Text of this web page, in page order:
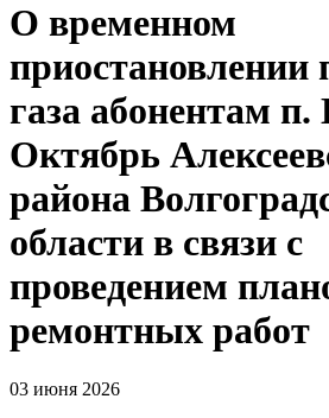
О временном
приостановлении
газа абонентам
Октябрь
района
области в связи с
проведением
ремонтных работ
03 июня 2026